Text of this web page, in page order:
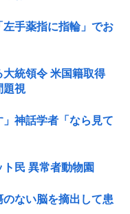
手薬指に指輪」でお
大統領令 米国籍取得
題視
神話学者「なら見て
ト民 異常者動物園
のない脳を摘出して患